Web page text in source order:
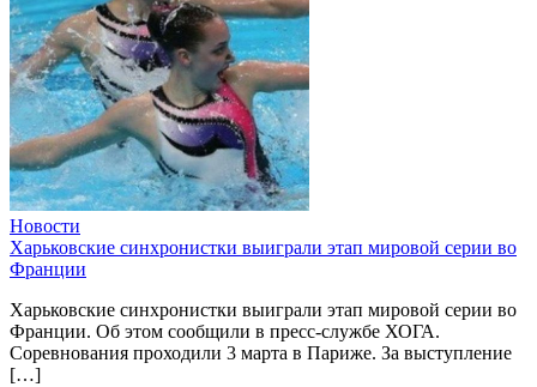
Новости
Харьковские синхронистки выиграли этап мировой серии во
Франции
Харьковские синхронистки выиграли этап мировой серии во
Франции. Об этом сообщили в пресс-службе ХОГА.
Соревнования проходили 3 марта в Париже. За выступление
[…]